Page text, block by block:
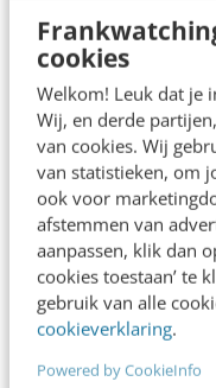
cookies
Welkom! Leuk dat je
Wij, en derde
van cookies. Wij
van statistieken, om
ook voor
afstemmen van
aanpassen, klik dan
cookies toestaan’ te
gebruik van alle
cookieverklaring.
Powered by CookieInfo
gegeven. Een
Booking.com